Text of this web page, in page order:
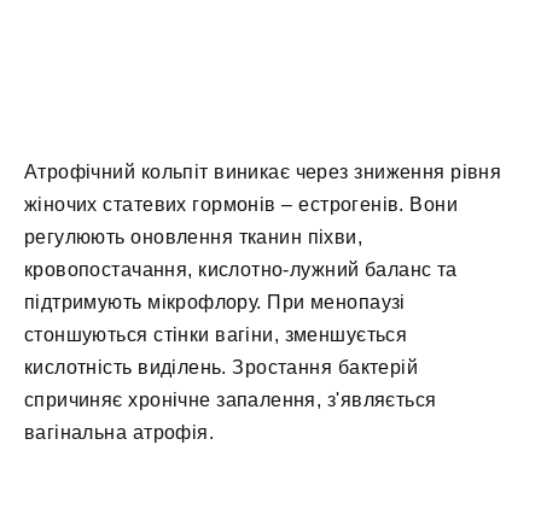
Атрофічний кольпіт виникає через зниження рівня
жіночих статевих гормонів – естрогенів. Вони
регулюють оновлення тканин піхви,
кровопостачання, кислотно-лужний баланс та
підтримують мікрофлору. При менопаузі
стоншуються стінки вагіни, зменшується
кислотність виділень. Зростання бактерій
спричиняє хронічне запалення, з'являється
вагінальна атрофія.